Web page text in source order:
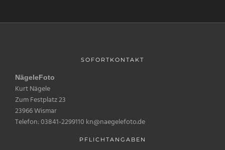
SOFORTKONTAKT
NägeleFoto
Kurt Nägele
Zum Festplatz 23
23966 Wismar
Telefon: 03841-2299110 kn@naegelefoto.de
PFLICHTANGABEN